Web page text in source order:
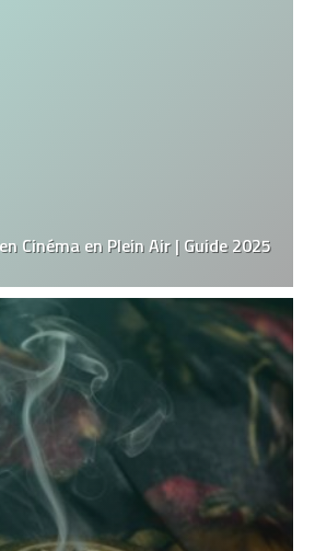
Cinéma en Plein Air | Guide 2025